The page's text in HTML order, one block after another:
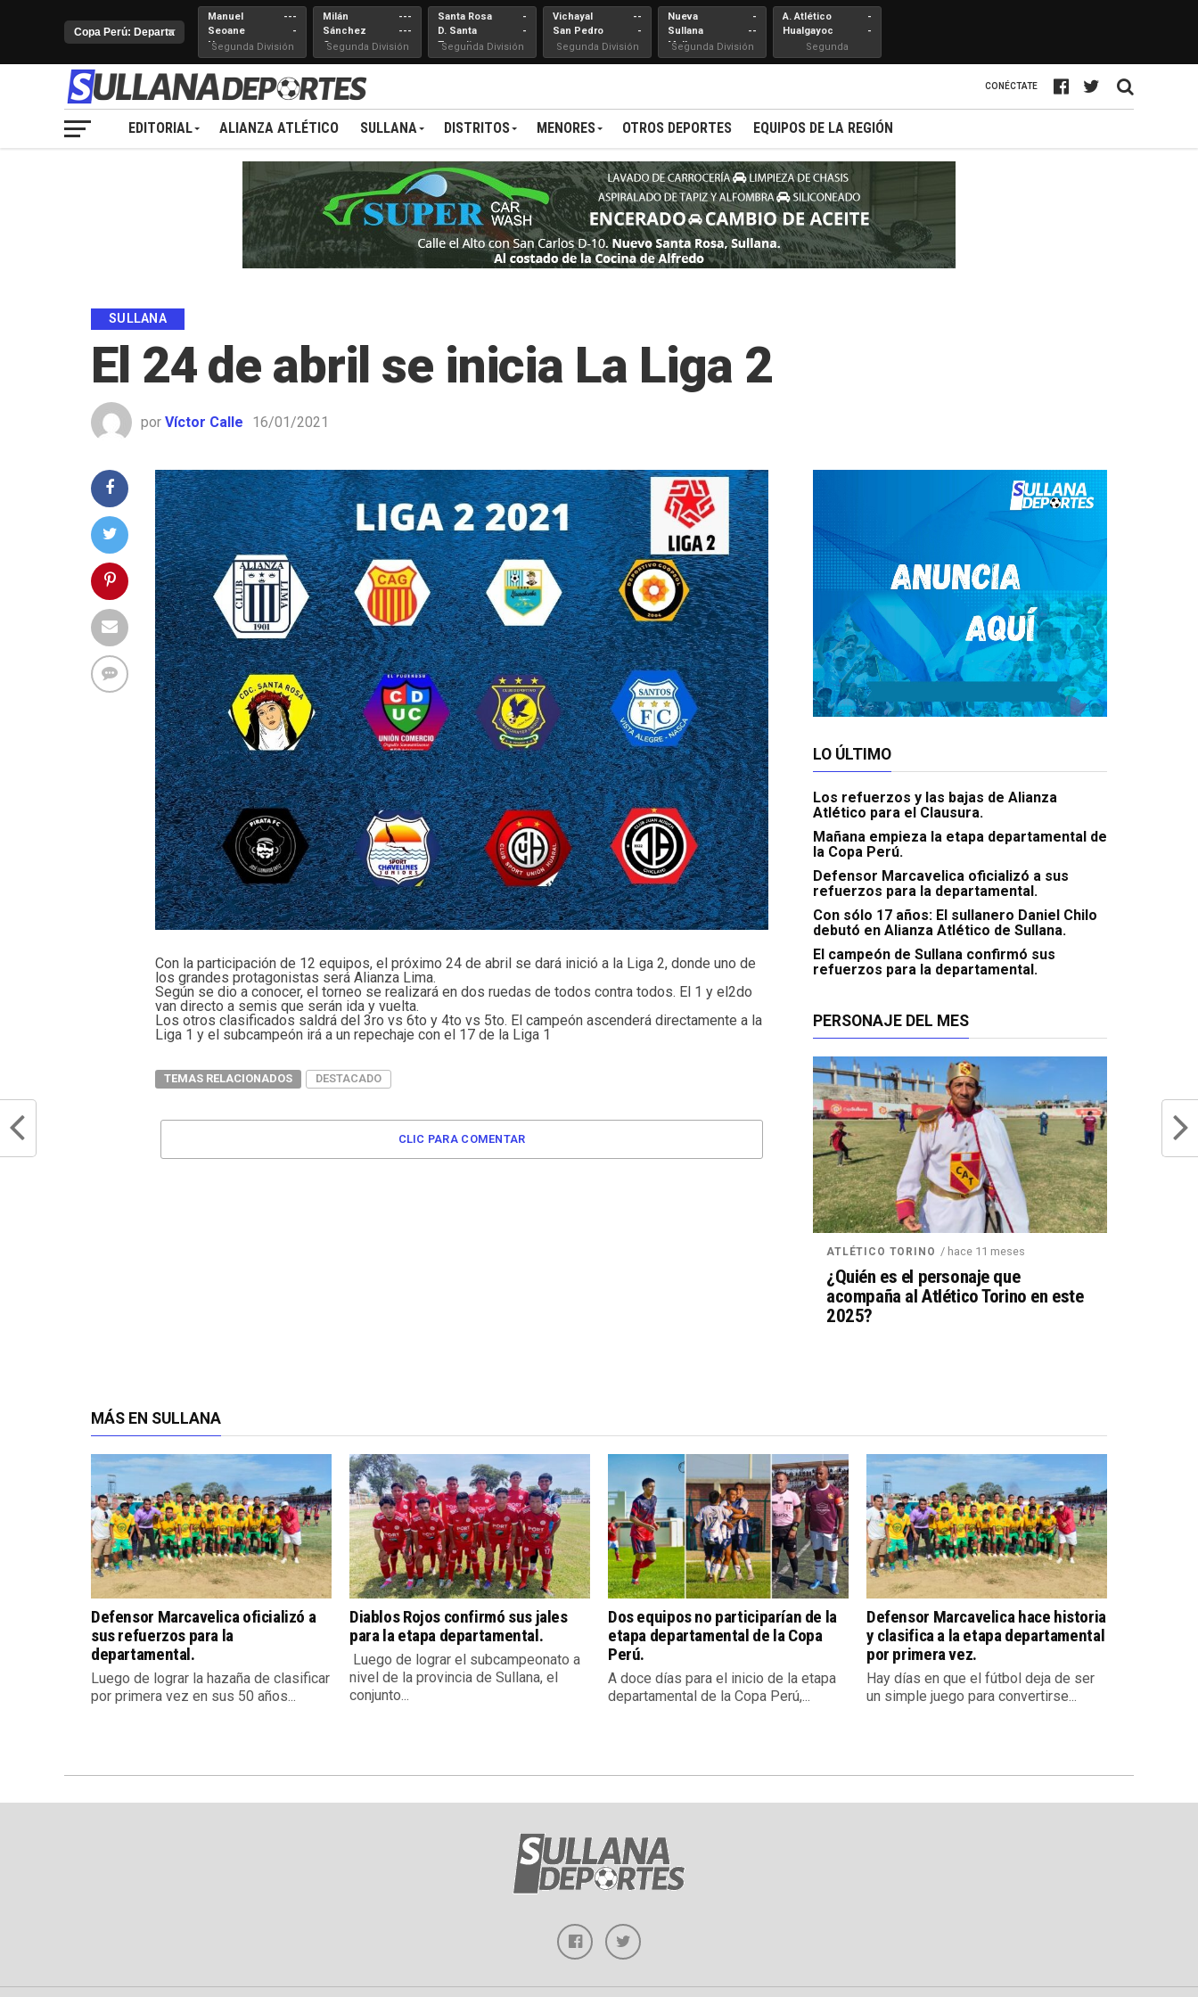
Manuel
Seoane
Nueva
Juventud
---
-
Segunda División
Milán
Sánchez
Cerro
---
---
Segunda División
Santa Rosa
D. Santa
Teresita
-
-
Segunda División
Vichayal
San Pedro
--
-
Segunda División
Nueva
Sullana
Mallares
-
--
Segunda División
A. Atlético
Hualgayoc
-
-
Segunda
Profesional
CONÉCTATE
EDITORIAL ALIANZA ATLÉTICO SULLANA DISTRITOS MENORES OTROS DEPORTES EQUIPOS DE LA REGIÓN
SULLANA
El 24 de abril se inicia La Liga 2
por Víctor Calle 16/01/2021
Con la participación de 12 equipos, el próximo 24 de abril se dará inició a la Liga 2, donde uno de
los grandes protagonistas será Alianza Lima.
Según se dio a conocer, el torneo se realizará en dos ruedas de todos contra todos. El 1 y el2do
van directo a semis que serán ida y vuelta.
Los otros clasificados saldrá del 3ro vs 6to y 4to vs 5to. El campeón ascenderá directamente a la
Liga 1 y el subcampeón irá a un repechaje con el 17 de la Liga 1
TEMAS RELACIONADOS DESTACADO
CLIC PARA COMENTAR
LO ÚLTIMO
Los refuerzos y las bajas de Alianza
Atlético para el Clausura.
Mañana empieza la etapa departamental de
la Copa Perú.
Defensor Marcavelica oficializó a sus
refuerzos para la departamental.
Con sólo 17 años: El sullanero Daniel Chilo
debutó en Alianza Atlético de Sullana.
El campeón de Sullana confirmó sus
refuerzos para la departamental.
PERSONAJE DEL MES
ATLÉTICO TORINO / hace 11 meses
¿Quién es el personaje que
acompaña al Atlético Torino en este
2025?
MÁS EN SULLANA
Defensor Marcavelica oficializó a
sus refuerzos para la
departamental.
Luego de lograr la hazaña de clasificar
por primera vez en sus 50 años...
Diablos Rojos confirmó sus jales
para la etapa departamental.
Luego de lograr el subcampeonato a
nivel de la provincia de Sullana, el
conjunto...
Dos equipos no participarían de la
etapa departamental de la Copa
Perú.
A doce días para el inicio de la etapa
departamental de la Copa Perú,...
Defensor Marcavelica hace historia
y clasifica a la etapa departamental
por primera vez.
Hay días en que el fútbol deja de ser
un simple juego para convertirse...